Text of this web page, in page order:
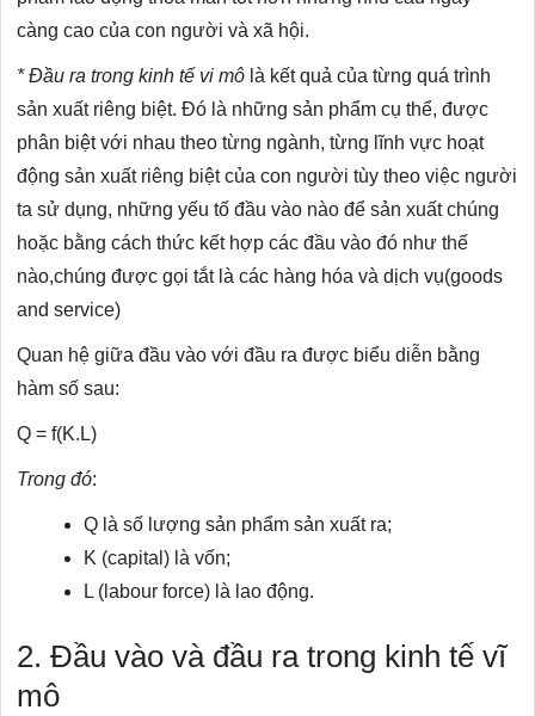
càng cao của con người và xã hội.
* Đầu ra trong kinh tế vi mô là kết quả của từng quá trình
sản xuất riêng biệt. Đó là những sản phẩm cụ thể, được
phân biệt với nhau theo từng ngành, từng lĩnh vực hoạt
động sản xuất riêng biệt của con người tùy theo việc người
ta sử dụng, những yếu tố đầu vào nào để sản xuất chúng
hoặc bằng cách thức kết hợp các đầu vào đó như thế
nào,chúng được gọi tắt là các hàng hóa và dịch vụ(goods
and service)
Quan hệ giữa đầu vào với đầu ra được biểu diễn bằng
hàm số sau:
Q = f(K.L)
Trong đó:
Q là số lượng sản phẩm sản xuất ra;
K (capital) là vốn;
L (labour force) là lao động.
2. Đầu vào và đầu ra trong kinh tế vĩ
mô